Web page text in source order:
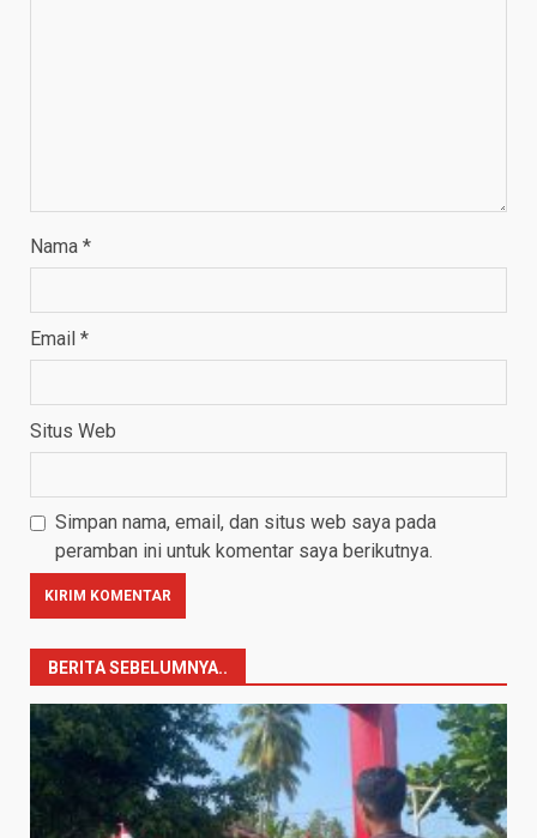
Nama *
Email *
Situs Web
Simpan nama, email, dan situs web saya pada
peramban ini untuk komentar saya berikutnya.
BERITA SEBELUMNYA..